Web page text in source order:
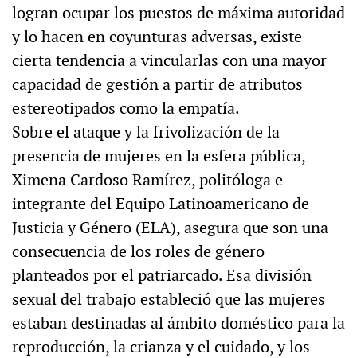
logran ocupar los puestos de máxima autoridad
y lo hacen en coyunturas adversas, existe
cierta tendencia a vincularlas con una mayor
capacidad de gestión a partir de atributos
estereotipados como la empatía.
Sobre el ataque y la frivolización de la
presencia de mujeres en la esfera pública,
Ximena Cardoso Ramírez, politóloga e
integrante del Equipo Latinoamericano de
Justicia y Género (ELA), asegura que son una
consecuencia de los roles de género
planteados por el patriarcado. Esa división
sexual del trabajo estableció que las mujeres
estaban destinadas al ámbito doméstico para la
reproducción, la crianza y el cuidado, y los